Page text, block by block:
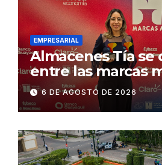
Gonzalo Icaza
Daule
EMPRESARIAL
Almacenes Tía se
entre las marcas
influyentes del
6 DE AGOSTO DE 2026